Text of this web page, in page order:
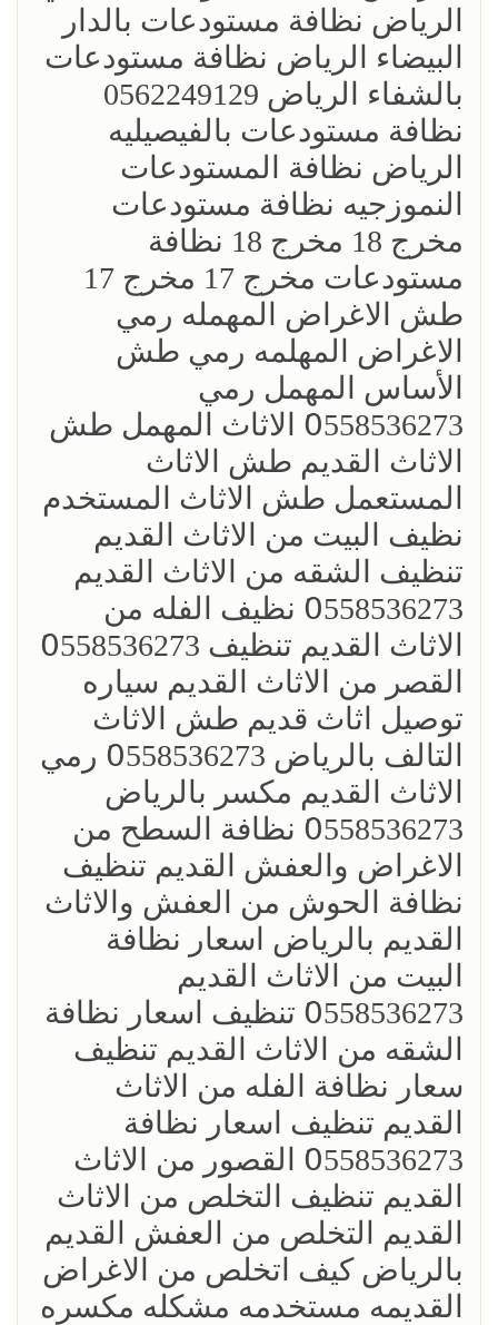
الرياض نظافة مستودعات بالدار
البيضاء الرياض نظافة مستودعات
بالشفاء الرياض 0562249129
نظافة مستودعات بالفيصيليه
الرياض نظافة المستودعات
النموزجيه نظافة مستودعات
مخرج 18 مخرج 18 نظافة
مستودعات مخرج 17 مخرج 17
طش الاغراض المهمله رمي
الاغراض المهلمه رمي طش
الأساس المهمل رمي
0َ558536273 الاثاث المهمل طش
الاثاث القديم طش الاثاث
المستعمل طش الاثاث المستخدم
نظيف البيت من الاثاث القديم
تنظيف الشقه من الاثاث القديم
0َ558536273 نظيف الفله من
الاثاث القديم تنظيف 0َ558536273
القصر من الاثاث القديم سياره
توصيل اثاث قديم طش الاثاث
التالف بالرياض 0َ558536273 رمي
الاثاث القديم مكسر بالرياض
0َ558536273 نظافة السطح من
الاغراض والعفش القديم تنظيف
نظافة الحوش من العفش والاثاث
القديم بالرياض اسعار نظافة
البيت من الاثاث القديم
0َ558536273 تنظيف اسعار نظافة
الشقه من الاثاث القديم تنظيف
سعار نظافة الفله من الاثاث
القديم تنظيف اسعار نظافة
0َ558536273 القصور من الاثاث
القديم تنظيف التخلص من الاثاث
القديم التخلص من العفش القديم
بالرياض كيف اتخلص من الاغراض
القديمه مستخدمه مشكله مكسره